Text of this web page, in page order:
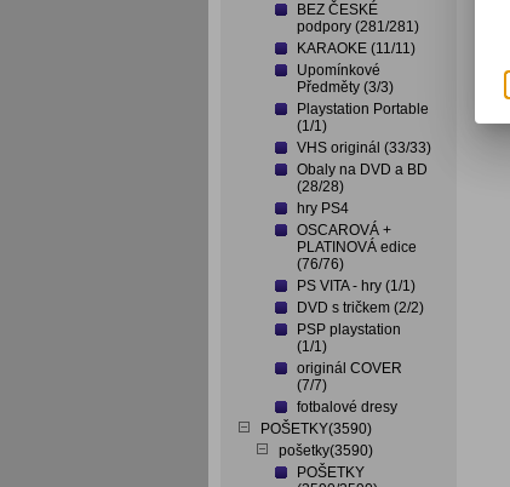
BEZ ČESKÉ
podpory (281/281)
KARAOKE (11/11)
Upomínkové
Předměty (3/3)
Playstation Portable
(1/1)
VHS originál (33/33)
Obaly na DVD a BD
(28/28)
hry PS4
OSCAROVÁ +
PLATINOVÁ edice
(76/76)
PS VITA - hry (1/1)
DVD s tričkem (2/2)
PSP playstation
(1/1)
originál COVER
(7/7)
fotbalové dresy
POŠETKY(3590)
pošetky(3590)
POŠETKY